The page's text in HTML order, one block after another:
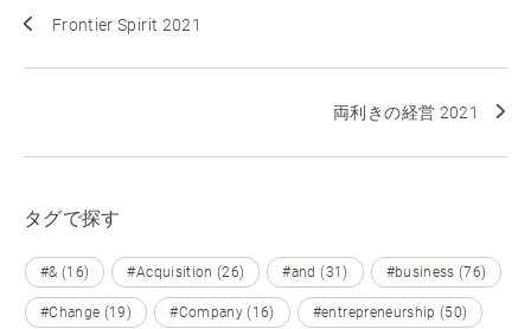
Frontier Spirit 2021
両利きの経営 2021
タグで探す
#& (16) #Acquisition (26) #and (31) #business (76)
#Change (19) #Company (16) #entrepreneurship (50)